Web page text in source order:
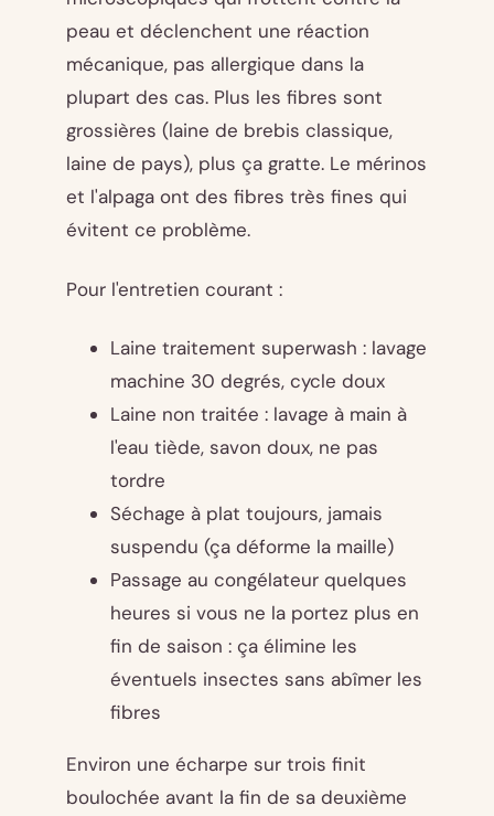
peau et déclenchent une réaction
mécanique, pas allergique dans la
plupart des cas. Plus les fibres sont
grossières (laine de brebis classique,
laine de pays), plus ça gratte. Le mérinos
et l'alpaga ont des fibres très fines qui
évitent ce problème.
Pour l'entretien courant :
Laine traitement superwash : lavage
machine 30 degrés, cycle doux
Laine non traitée : lavage à main à
l'eau tiède, savon doux, ne pas
tordre
Séchage à plat toujours, jamais
suspendu (ça déforme la maille)
Passage au congélateur quelques
heures si vous ne la portez plus en
fin de saison : ça élimine les
éventuels insectes sans abîmer les
fibres
Environ une écharpe sur trois finit
boulochée avant la fin de sa deuxième